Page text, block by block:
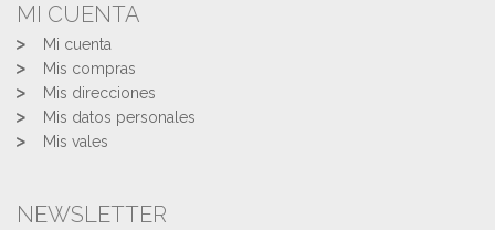
MI CUENTA
Mi cuenta
Mis compras
Mis direcciones
Mis datos personales
Mis vales
NEWSLETTER